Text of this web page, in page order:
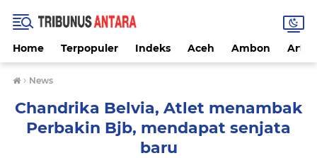
Home Terpopuler Indeks Aceh Ambon
› News
Chandrika Belvia, Atlet menambak
Perbakin Bjb, mendapat senjata
baru